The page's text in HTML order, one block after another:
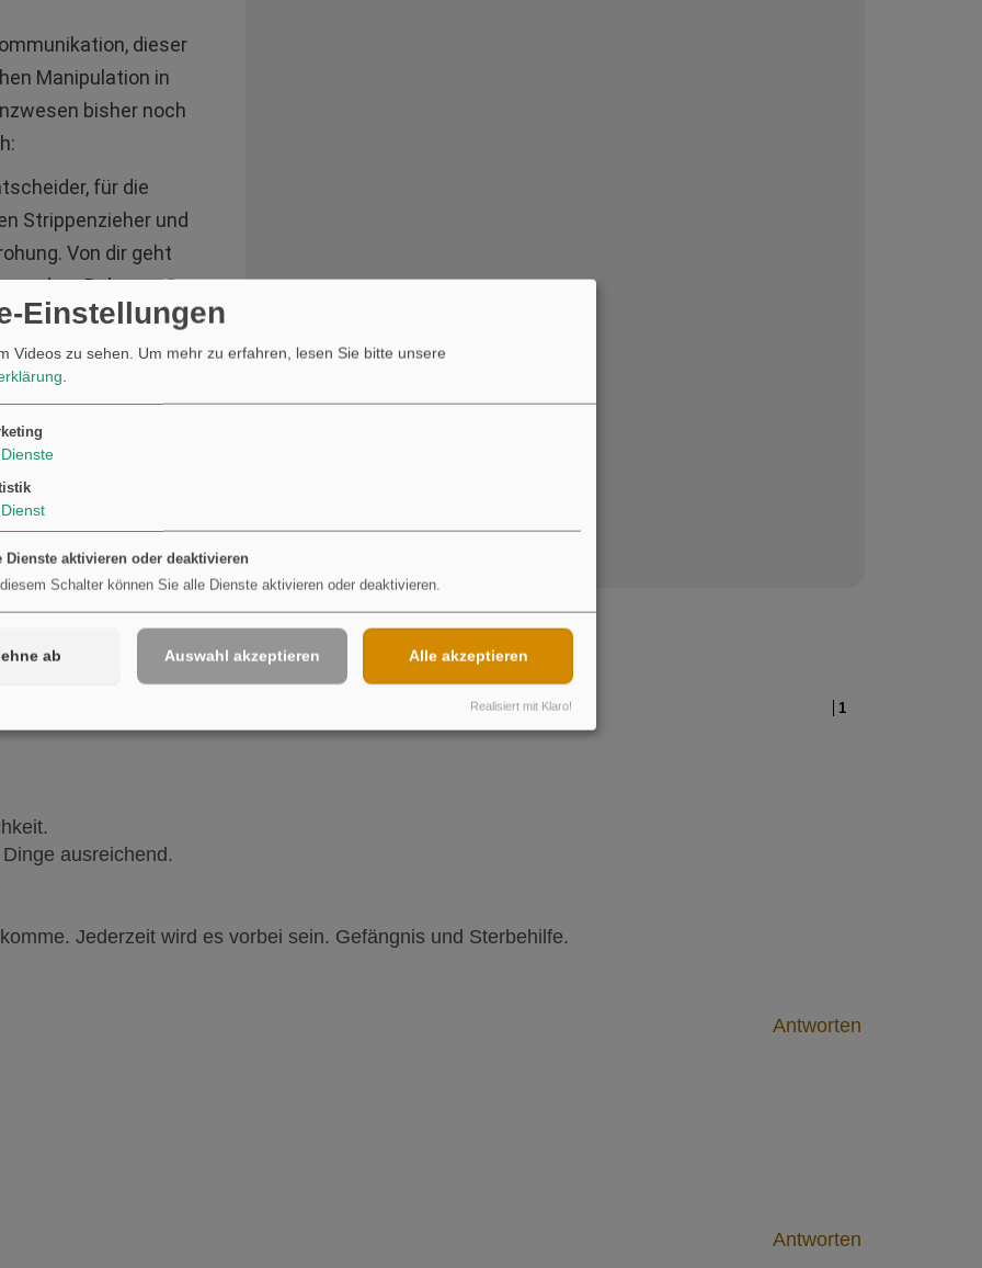
dieser
Manipulation in
bisher noch
für die
Strippenzieher und
Von dir geht
dem Rahmen. Du
Massenmedien.
Buch findest du
erzählen kann
und sicher wissen.
1
ausreichend.
Jederzeit wird es vorbei sein. Gefängnis und Sterbehilfe.
Antworten
Antworten
Einstellungen
Videos zu sehen.
Um mehr zu erfahren, lesen Sie bitte unsere
Dienste
Dienst
Dienste aktivieren oder deaktivieren
Schalter können Sie alle Dienste aktivieren oder deaktivieren.
ab Auswahl akzeptieren Alle akzeptieren
Realisiert mit Klaro!